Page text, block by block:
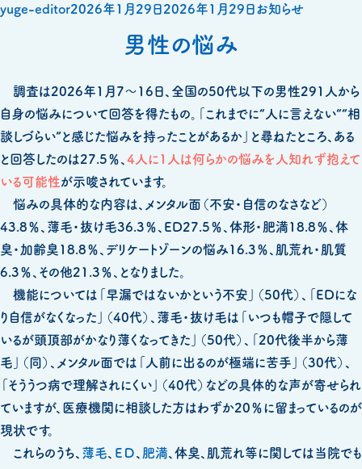
投
yuge-editor投
2026年1月29日2026年1月29日 カ
リ
ー
お知らせ
男性の悩み
調査は2026年1月7～16日、全国の50代以下の男性291人から
自身の悩みについて回答を得たもの。「これまでに“人に言えない”“相
談しづらい”と感じた悩みを持ったことがあるか」と尋ねたところ、ある
と回答したのは27.5％、 4人に1人は何らかの悩みを人知れず抱えて
いる可能性が示唆されています。
悩みの具体的な内容は、メンタル面（不安・自信のなさなど）
43.8％、薄毛・抜け毛36.3％、ED27.5％、体形・肥満18.8％、体
臭・加齢臭18.8％、デリケートゾーンの悩み16.3％、肌荒れ・肌質
6.3％、その他21.3％、となりました。
機能については「早漏ではないかという不安」（50代）、「EDにな
り自信がなくなった」（40代）、薄毛・抜け毛は「いつも帽子で隠して
いるが頭頂部がかなり薄くなってきた」（50代）、「20代後半から薄
毛」（同）、メンタル面では「人前に出るのが極端に苦手」（30代）、
「そううつ病で理解されにくい」（40代）などの具体的な声が寄せられ
ていますが、医療機関に相談した方はわずか20％に留まっているのが
現状です。
これらのうち、 薄毛 ＥＤ 肥満 、体臭、肌荒れ等に関しては当院でも